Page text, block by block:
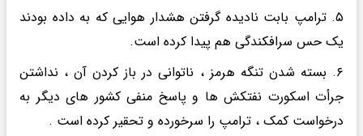
۵. ترامپ بابت نادیده گرفتن هشدار هوایی که به داده بودند
یک حس سرافکندگی هم پیدا کرده است.
۶. بسته شدن تنگه هرمز ، ناتوانی در باز کردن آن ، نداشتن
جرأت اسکورت نفتکش ها و پاسخ منفی کشور های دیگر به
درخواست کمک ، ترامپ را سرخورده و‌ تحقیر کرده است .